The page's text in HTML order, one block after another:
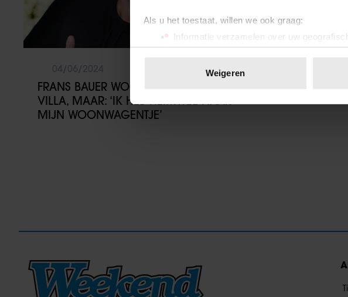
Als u het toestaat, willen we ook graag:
Informatie verzamelen over uw
Uw apparaat identificeren door het actief
toestemming op elk moment wijzigen of intrekken
We gebruiken cookies om content en
Weigeren
FRANS BAUER WOONT IN KAPITALE
VILLA, MAAR: ‘IK HEB HEIMWEE NAAR
MIJN WOONWAGENTJE’